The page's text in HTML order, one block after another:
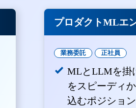
プロダクトMLエ
業務委託 正社員
MLとLLMを掛
をスピーディ
込むポジション